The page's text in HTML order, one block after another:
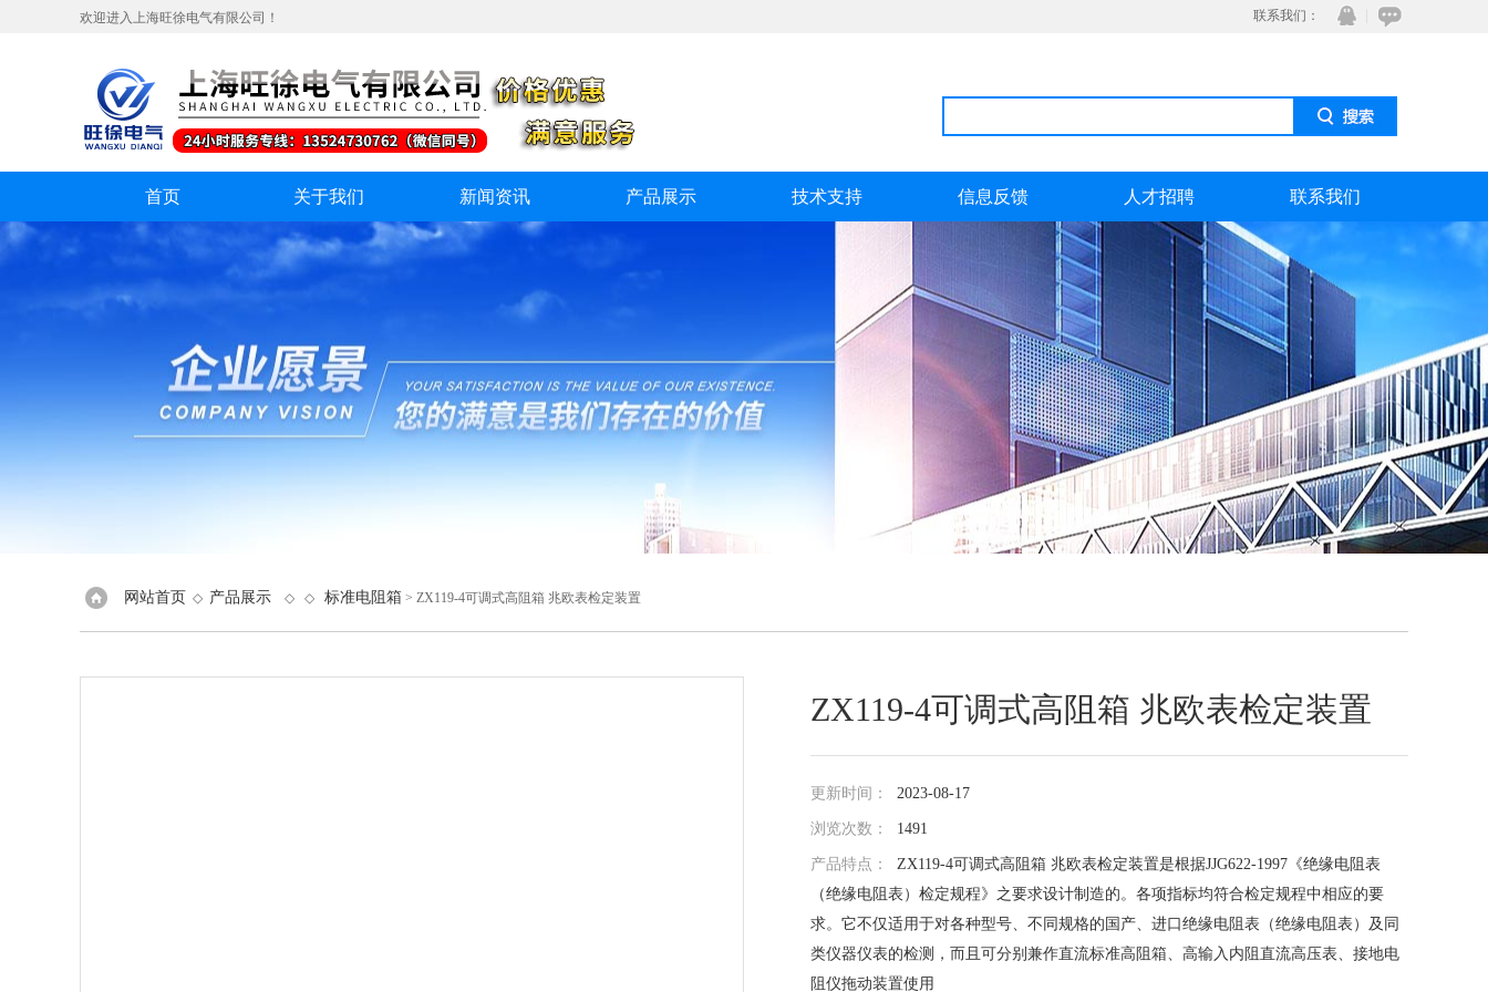
欢迎进入上海旺徐电气有限公司！ 联系我们：
在线咨
QQ
首页 关于我们 新闻资讯 产品展示 技术支持 信息反馈 人才招聘 联系我们
网站首页 ◇ 产品展示 ◇ ◇ 标准电阻箱 > ZX119-4可调式高阻箱 兆欧表检定装置
ZX119-4可调式高阻箱 兆欧表检定装置
更新时间： 2023-08-17
浏览次数： 1491
产品特点： ZX119-4可调式高阻箱 兆欧表检定装置是根据JJG622-1997《绝缘电阻表
（绝缘电阻表）检定规程》之要求设计制造的。各项指标均符合检定规程中相应的要
求。它不仅适用于对各种型号、不同规格的国产、进口绝缘电阻表（绝缘电阻表）及同
类仪器仪表的检测，而且可分别兼作直流标准高阻箱、高输入内阻直流高压表、接地电
阻仪拖动装置使用